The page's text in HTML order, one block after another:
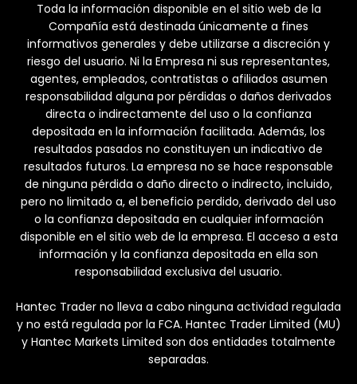
Toda la información disponible en el sitio web de la
Compañía está destinada únicamente a fines
informativos generales y debe utilizarse a discreción y
riesgo del usuario. Ni la Empresa ni sus representantes,
agentes, empleados, contratistas o afiliados asumen
responsabilidad alguna por pérdidas o daños derivados
directa o indirectamente del uso o la confianza
depositada en la información facilitada. Además, los
resultados pasados no constituyen un indicativo de
resultados futuros. La empresa no se hace responsable
de ninguna pérdida o daño directo o indirecto, incluido,
pero no limitado a, el beneficio perdido, derivado del uso
o la confianza depositada en cualquier información
disponible en el sitio web de la empresa. El acceso a esta
información y la confianza depositada en ella son
responsabilidad exclusiva del usuario.
Hantec Trader no lleva a cabo ninguna actividad regulada
y no está regulada por la FCA. Hantec Trader Limited (MU)
y Hantec Markets Limited son dos entidades totalmente
separadas.